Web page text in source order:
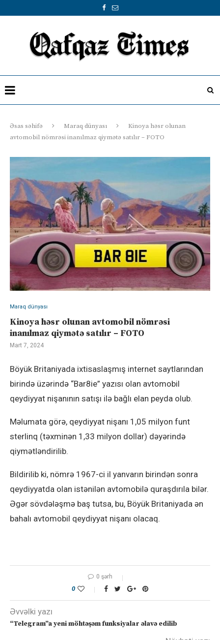
Əsas səhifə Maraq dünyası
Kinoya həsr olunan
avtomobil nömrəsi inanılmaz qiymətə satılır – FOTO
Maraq dünyası
Kinoya həsr olunan avtomobil nömrəsi
inanılmaz qiymətə satılır – FOTO
Mart 7, 2024
Böyük Britaniyada ixtisaslaşmış internet saytlarından
birində üzərində “Bar8ie” yazısı olan avtomobil
qeydiyyat nişanının satışı ilə bağlı elan peyda olub.
Məlumata görə, qeydiyyat nişanı 1,05 milyon funt
sterlinq (təxminən 1,33 milyon dollar) dəyərində
qiymətləndirilib.
Bildirilib ki, nömrə 1967-ci il yanvarın birindən sonra
qeydiyyatda olan istənilən avtomobilə quraşdırıla bilər.
Əgər sövdələşmə baş tutsa, bu, Böyük Britaniyada ən
bahalı avtomobil qeydiyyat nişanı olacaq.
0 şərh
0
Əvvəlki yazı
“Telegram”a yeni möhtəşəm funksiyalar əlavə edilib